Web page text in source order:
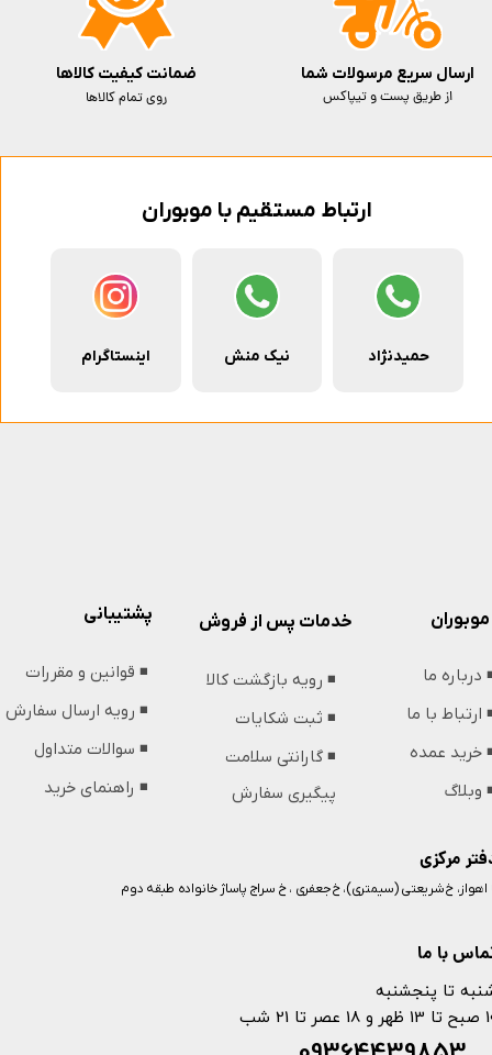
ارتباط مستقیم با موبوران
حمیدنژاد نیک منش اینستاگرام
ارسال سریع مرسولات شما
از طریق پست و تیپاکس
ضمانت کیفیت کالاها
روی تمام کالاها
مرکزی
با ما
اهواز، خ شریعتی (سیمتری)، خ جعفری ، خ سراج پاساژ خانواده طبقه دوم
تا پنجشنبه
تا 21 شب
پشتیبانی
◾️ قوانین و مقررات
◾️ رویه ارسال سفارش
◾️ سوالات متداول
◾️ راهنمای خرید
موبوران
درباره ما
ارتباط با ما
خرید عمده
وبلاگ
خدمات پس از فروش
◾️ رویه بازگشت کالا
◾️ ثبت شکایات
◾️ گارانتی سلامت
پیگیری سفارش